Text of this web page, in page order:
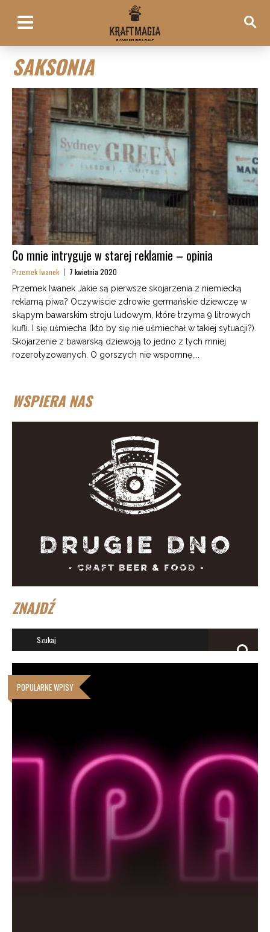
SAKSONIA
Co mnie intryguje w starej reklamie – opinia
Przemek Iwanek 7 kwietnia 2020
Przemek Iwanek Jakie są pierwsze skojarzenia z niemiecką
reklamą piwa? Oczywiście zdrowie germańskie dziewczę w
skąpym bawarskim stroju ludowym, które trzyma 9 litrowych
kufli. I się uśmiecha (kto by się nie uśmiechał w takiej sytuacji?).
Skojarzenie z bawarską dziewoją to jedno z tych mniej
rozerotyzowanych. O gorszych nie wspomnę,...
WSPIERA NAS
ZNAJDŹ
POPULARNE WPISY